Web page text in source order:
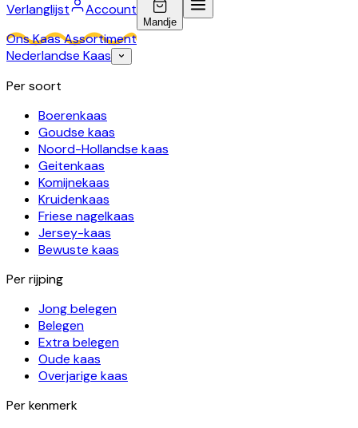
Verlanglijst Account
Mandje
Ons Kaas Assortiment
Nederlandse Kaas
Per soort
Boerenkaas
Goudse kaas
Noord-Hollandse kaas
Geitenkaas
Komijnekaas
Kruidenkaas
Friese nagelkaas
Jersey-kaas
Bewuste kaas
Per rijping
Jong belegen
Belegen
Extra belegen
Oude kaas
Overjarige kaas
Per kenmerk